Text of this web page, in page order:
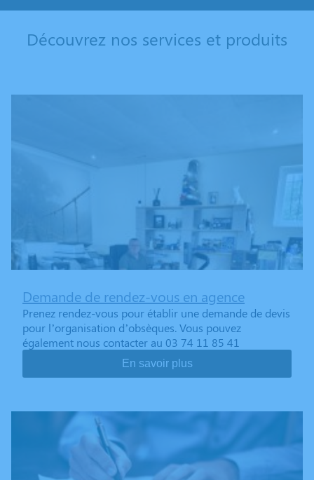
Découvrez nos services et produits
Demande de rendez-vous en agence
Prenez rendez-vous pour établir une demande de devis
pour l’organisation d’obsèques. Vous pouvez
également nous contacter au 03 74 11 85 41
En savoir plus